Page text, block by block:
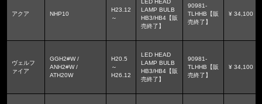
アクア NHP10
H23.12
～
LED HEAD
LAMP BULB
HB3/HB4【販
売終了】
90981-
TLHHB【販
売終了】
¥ 34,100
ヴェルフ
ァイア
GGH2#W /
ANH2#W /
ATH20W
H20.5
～
H26.12
LED HEAD
LAMP BULB
HB3/HB4【販
売終了】
90981-
TLHHB【販
売終了】
¥ 34,100